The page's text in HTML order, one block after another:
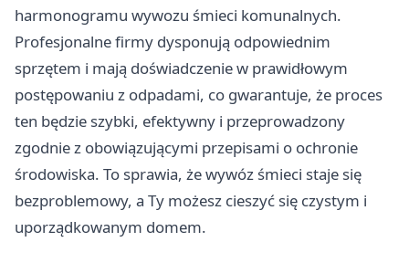
harmonogramu wywozu śmieci komunalnych.
Profesjonalne firmy dysponują odpowiednim
sprzętem i mają doświadczenie w prawidłowym
postępowaniu z odpadami, co gwarantuje, że proces
ten będzie szybki, efektywny i przeprowadzony
zgodnie z obowiązującymi przepisami o ochronie
środowiska. To sprawia, że wywóz śmieci staje się
bezproblemowy, a Ty możesz cieszyć się czystym i
uporządkowanym domem.